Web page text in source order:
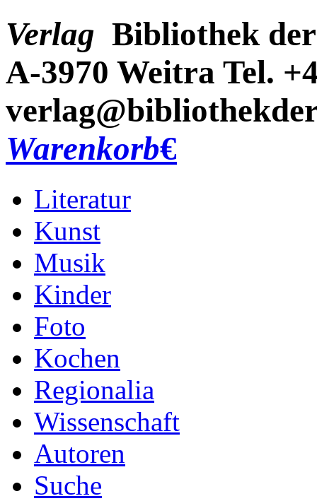
Verlag Bibliothek
A-3970 Weitra Tel.
Warenkorb€
Literatur
Kunst
Musik
Kinder
Foto
Kochen
Regionalia
Wissenschaft
Autoren
Suche